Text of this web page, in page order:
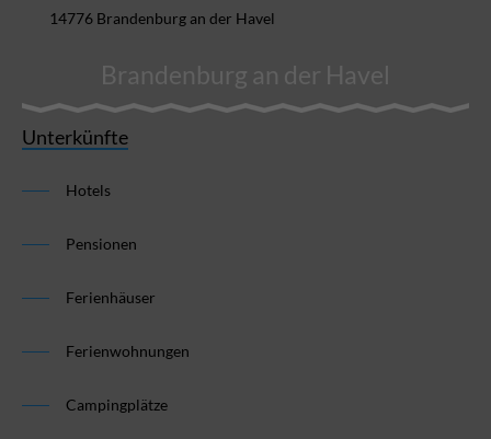
14776 Brandenburg an der Havel
Brandenburg an der Havel
Unterkünfte
Hotels
Pensionen
Ferienhäuser
Ferienwohnungen
Campingplätze